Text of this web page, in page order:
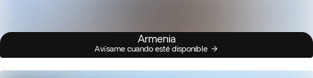
Armenia
Avísame cuando esté disponible